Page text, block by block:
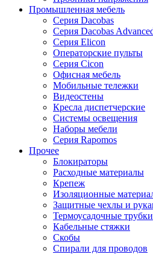
Промышленная мебель
Серия Dacobas
Серия Dacobas
Серия Elicon
Операторские пульты
Серия Cicon
Офисная мебель
Мобильные тележки
Видеостены
Кресла диспетчерские
Системы освещения
Наборы мебели
Серия Rapomos
Прочее
Блокираторы
Расходные материалы
Крепеж
Изоляционные
Защитные чехлы и
Термоусадочные трубки
Кабельные стяжки
Скобы
Спирали для проводов